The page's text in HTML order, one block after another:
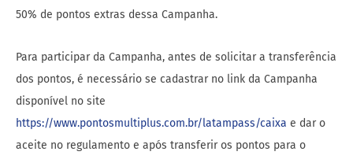
50% de pontos extras dessa Campanha.
Para participar da Campanha, antes de solicitar a transferência
dos pontos, é necessário se cadastrar no link da Campanha
disponível no site
https://www.pontosmultiplus.com.br/latampass/caixa e dar o
aceite no regulamento e após transferir os pontos para o